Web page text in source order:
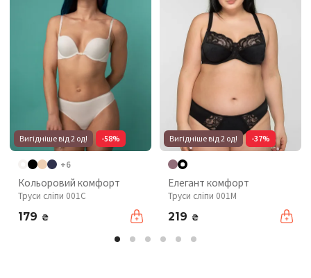
Вигідніше від 2 од! -58%
+6
Кольоровий комфорт
Труси сліпи 001C
179 ₴
Вигідніше від 2 од! -37%
Елегант комфорт
Труси сліпи 001М
219 ₴